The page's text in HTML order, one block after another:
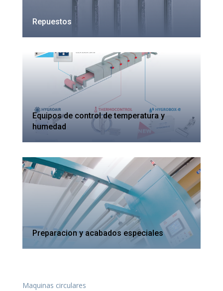
Repuestos
Equipos de control de temperatura y
humedad
Preparacion y acabados especiales
Maquinas circulares